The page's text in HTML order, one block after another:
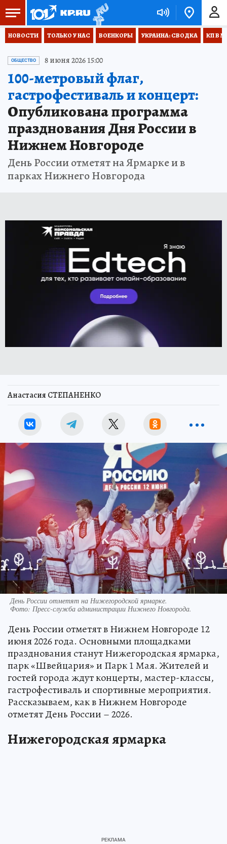
НОВОСТИ ТОЛЬКО У НАС ВОЕНКОРЫ УКРАИНА: СВОДКА КП В
ОБЩЕСТВО 8 июня 2026 15:00
100-метровый флаг,
гастрофестиваль и концерт:
Опубликована программа
празднования Дня России в
Нижнем Новгороде
День России отметят на Ярмарке и в
парках Нижнего Новгорода
Анастасия СТЕПАНЕНКО
День России отметят на Нижегородской ярмарке.
Фото: Пресс-служба администрации Нижнего Новгорода.
День России отметят в Нижнем Новгороде 12
июня 2026 года. Основными площадками
празднования станут Нижегородская ярмарка,
парк «Швейцария» и Парк 1 Мая. Жителей и
гостей города ждут концерты, мастер-классы,
гастрофестиваль и спортивные мероприятия.
Рассказываем, как в Нижнем Новгороде
отметят День России – 2026.
Нижегородская ярмарка